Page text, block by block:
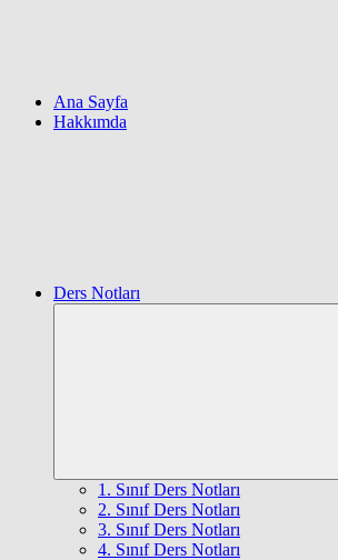
Ana Sayfa
Hakkımda
Ders Notları
1. Sınıf Ders Notları
2. Sınıf Ders Notları
3. Sınıf Ders Notları
4. Sınıf Ders Notları